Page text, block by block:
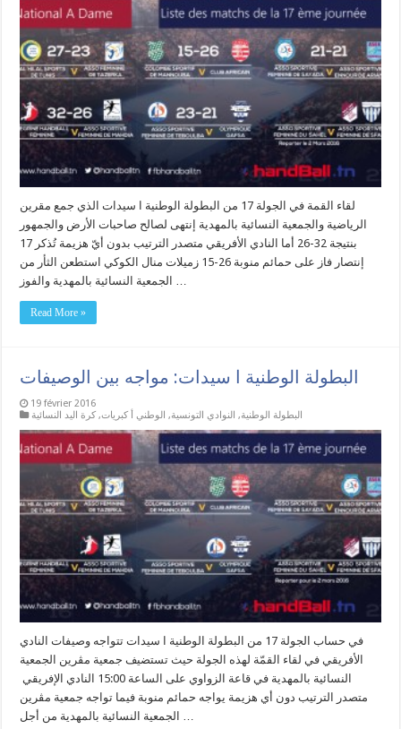
لقاء القمة في الجولة 17 من البطولة الوطنية ا سيدات الذي جمع مقرين
الرياضية والجمعية النسائية بالمهدية إنتهى لصالح صاحبات الأرض والجمهور
بنتيجة 32-26 أما النادي الأفريقي متصدر الترتيب بدون أيّ هزيمة تُذكر 17
إنتصار فاز على حمائم منوبة 26-15 زميلات منال الكوكي استطعن الثأر من
الجمعية النسائية بالمهدية والفوز …
Read More »
البطولة الوطنية ا سيدات: مواجه بين الوصيفات
19 février 2016
البطولة الوطنية, النوادي التونسية, الوطني أ كبريات, كرة اليد النسائية
في حساب الجولة 17 من البطولة الوطنية ا سيدات تتواجه وصيفات النادي
الأفريقي في لقاء القمّة لهذه الجولة حيث تستضيف جمعية مڨرين الجمعية
النسائية بالمهدية في قاعة الزواوي على الساعة 15:00 النادي الإفريقي
متصدر الترتيب دون أي هزيمة يواجه حمائم منوبة فيما تواجه جمعية مڨرين